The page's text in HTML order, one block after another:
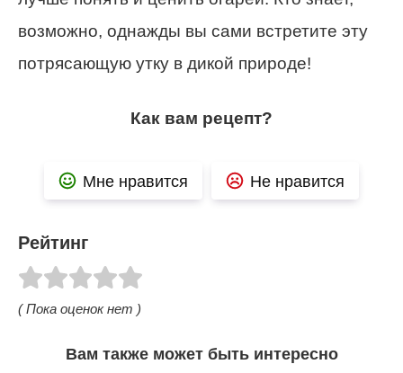
возможно, однажды вы сами встретите эту
потрясающую утку в дикой природе!
Как вам рецепт?
Мне нравится Не нравится
Рейтинг
( Пока оценок нет )
Вам также может быть интересно